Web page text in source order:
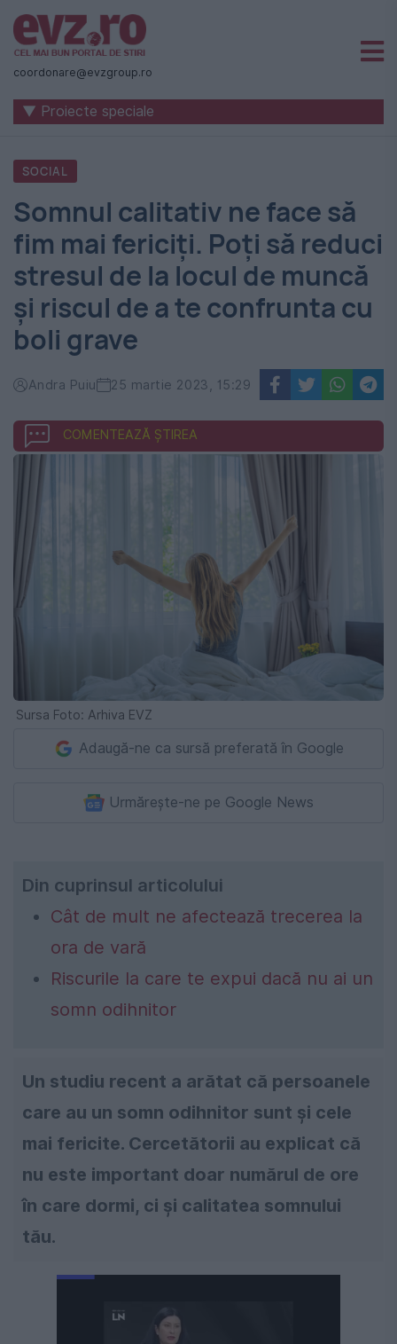
Știri
naționale
internaționale
România
-
Evenimentul
Zilei
coordonare@evzgroup.ro
▼ Proiecte speciale
SOCIAL
Somnul calitativ ne face să
fim mai fericiți. Poți să reduci
stresul de la locul de muncă
și riscul de a te confrunta cu
boli grave
Andra Puiu 25 martie 2023, 15:29
COMENTEAZĂ ȘTIREA
Sursa Foto: Arhiva EVZ
Adaugă-ne ca sursă preferată în Google
Urmărește-ne pe Google News
Din cuprinsul articolului
Cât de mult ne afectează trecerea la
ora de vară
Riscurile la care te expui dacă nu ai un
somn odihnitor
Un studiu recent a arătat că persoanele
care au un somn odihnitor sunt și cele
mai fericite. Cercetătorii au explicat că
nu este important doar numărul de ore
în care dormi, ci și calitatea somnului
tău.